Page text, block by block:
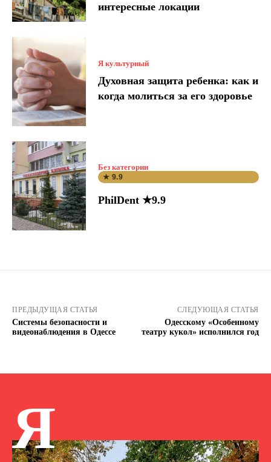
интересные локации
Я культурный
Духовная защита ребенка: как и
когда молиться за его здоровье
Без категории
★ 9.9
PhilDent ★9.9
ПРЕДЫДУЩАЯ СТАТЬЯ
Системы безопасности и
видеонаблюдения в Одессе
СЛЕДУЮЩАЯ СТАТЬЯ
Одесскому «Особенному
театру кукол» исполнился год
Я